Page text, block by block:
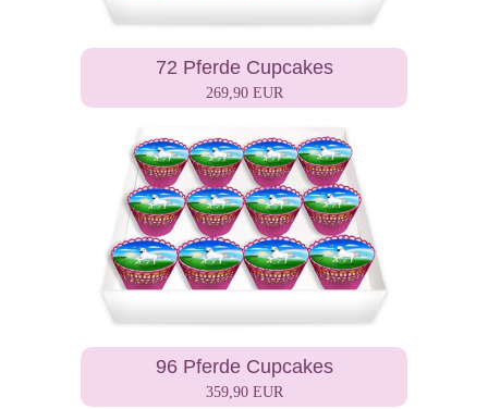
72 Pferde Cupcakes
269,90 EUR
96 Pferde Cupcakes
359,90 EUR